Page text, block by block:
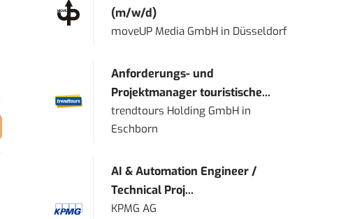
(m/w/d)
moveUP Media GmbH in Düsseldorf
Anforderungs- und
Projektmanager touristische...
trendtours Holding GmbH in
Eschborn
AI & Automation Engineer /
Technical Proj...
KPMG AG